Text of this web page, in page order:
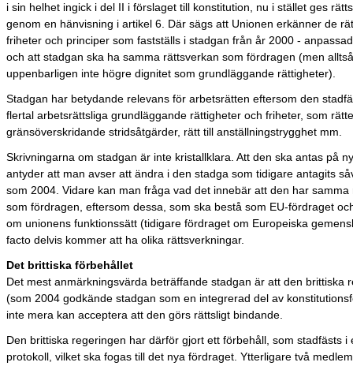
i sin helhet ingick i del II i förslaget till konstitution, nu i stället ges
genom en hänvisning i artikel 6. Där sägs att Unionen erkänner de
friheter och principer som fastställs i stadgan från år 2000 -
och att stadgan ska ha samma rättsverkan som fördragen (men alltså
uppenbarligen inte högre dignitet som grundläggande rättigheter).
Stadgan har betydande relevans för arbetsrätten eftersom den
flertal arbetsrättsliga grundläggande rättigheter och friheter, som
gränsöverskridande stridsåtgärder, rätt till anställningstrygghet mm.
Skrivningarna om stadgan är inte kristallklara. Att den ska antas på
antyder att man avser att ändra i den stadga som tidigare antagits
som 2004. Vidare kan man fråga vad det innebär att den har samma
som fördragen, eftersom dessa, som ska bestå som EU-fördraget
om unionens funktionssätt (tidigare fördraget om Europeiska
facto delvis kommer att ha olika rättsverkningar.
Det brittiska förbehållet
Det mest anmärkningsvärda beträffande stadgan är att den brittiska
(som 2004 godkände stadgan som en integrerad del av
inte mera kan acceptera att den görs rättsligt bindande.
Den brittiska regeringen har därför gjort ett förbehåll, som stadfästs i
protokoll, vilket ska fogas till det nya fördraget. Ytterligare två